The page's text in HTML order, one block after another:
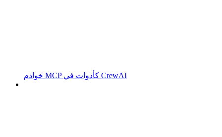
خوادم MCP كأدوات في CrewAI